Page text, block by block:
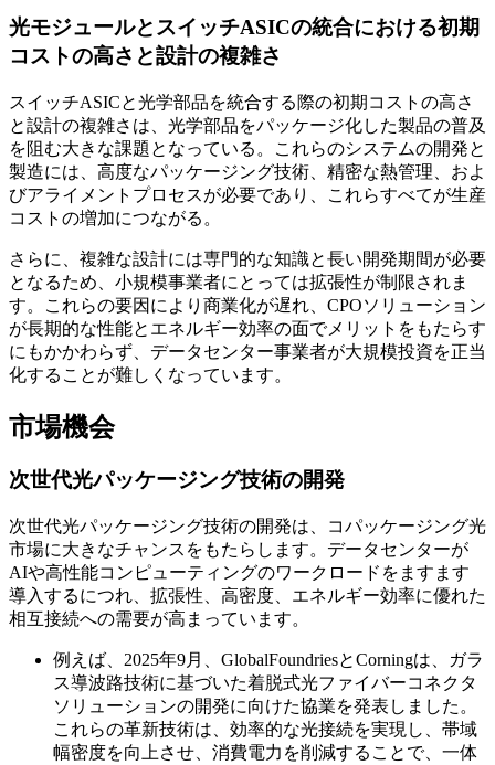
光モジュールとスイッチASICの統合における初期
コストの高さと設計の複雑さ
スイッチASICと光学部品を統合する際の初期コストの高さ
と設計の複雑さは、光学部品をパッケージ化した製品の普及
を阻む大きな課題となっている。これらのシステムの開発と
製造には、高度なパッケージング技術、精密な熱管理、およ
びアライメントプロセスが必要であり、これらすべてが生産
コストの増加につながる。
さらに、複雑な設計には専門的な知識と長い開発期間が必要
となるため、小規模事業者にとっては拡張性が制限されま
す。これらの要因により商業化が遅れ、CPOソリューション
が長期的な性能とエネルギー効率の面でメリットをもたらす
にもかかわらず、データセンター事業者が大規模投資を正当
化することが難しくなっています。
市場機会
次世代光パッケージング技術の開発
次世代光パッケージング技術の開発は、コパッケージング光
市場に大きなチャンスをもたらします。データセンターが
AIや高性能コンピューティングのワークロードをますます
導入するにつれ、拡張性、高密度、エネルギー効率に優れた
相互接続への需要が高まっています。
例えば、2025年9月、GlobalFoundriesとCorningは、ガラ
ス導波路技術に基づいた着脱式光ファイバーコネクタ
ソリューションの開発に向けた協業を発表しました。
これらの革新技術は、効率的な光接続を実現し、帯域
幅密度を向上させ、消費電力を削減することで、一体